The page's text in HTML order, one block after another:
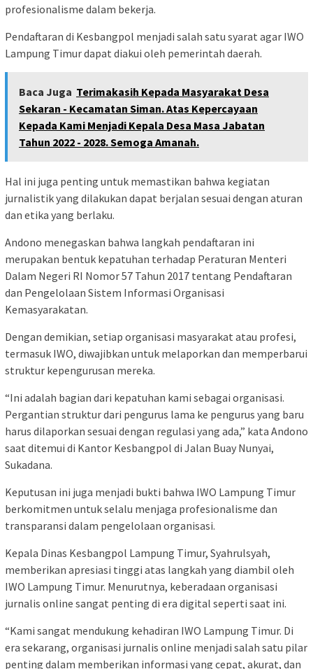
profesionalisme dalam bekerja.
Pendaftaran di Kesbangpol menjadi salah satu syarat agar IWO
Lampung Timur dapat diakui oleh pemerintah daerah.
Baca Juga Terimakasih Kepada Masyarakat Desa
Sekaran - Kecamatan Siman. Atas Kepercayaan
Kepada Kami Menjadi Kepala Desa Masa Jabatan
Tahun 2022 - 2028. Semoga Amanah.
Hal ini juga penting untuk memastikan bahwa kegiatan
jurnalistik yang dilakukan dapat berjalan sesuai dengan aturan
dan etika yang berlaku.
Andono menegaskan bahwa langkah pendaftaran ini
merupakan bentuk kepatuhan terhadap Peraturan Menteri
Dalam Negeri RI Nomor 57 Tahun 2017 tentang Pendaftaran
dan Pengelolaan Sistem Informasi Organisasi
Kemasyarakatan.
Dengan demikian, setiap organisasi masyarakat atau profesi,
termasuk IWO, diwajibkan untuk melaporkan dan memperbarui
struktur kepengurusan mereka.
“Ini adalah bagian dari kepatuhan kami sebagai organisasi.
Pergantian struktur dari pengurus lama ke pengurus yang baru
harus dilaporkan sesuai dengan regulasi yang ada,” kata Andono
saat ditemui di Kantor Kesbangpol di Jalan Buay Nunyai,
Sukadana.
Keputusan ini juga menjadi bukti bahwa IWO Lampung Timur
berkomitmen untuk selalu menjaga profesionalisme dan
transparansi dalam pengelolaan organisasi.
Kepala Dinas Kesbangpol Lampung Timur, Syahrulsyah,
memberikan apresiasi tinggi atas langkah yang diambil oleh
IWO Lampung Timur. Menurutnya, keberadaan organisasi
jurnalis online sangat penting di era digital seperti saat ini.
“Kami sangat mendukung kehadiran IWO Lampung Timur. Di
era sekarang, organisasi jurnalis online menjadi salah satu pilar
penting dalam memberikan informasi yang cepat, akurat, dan